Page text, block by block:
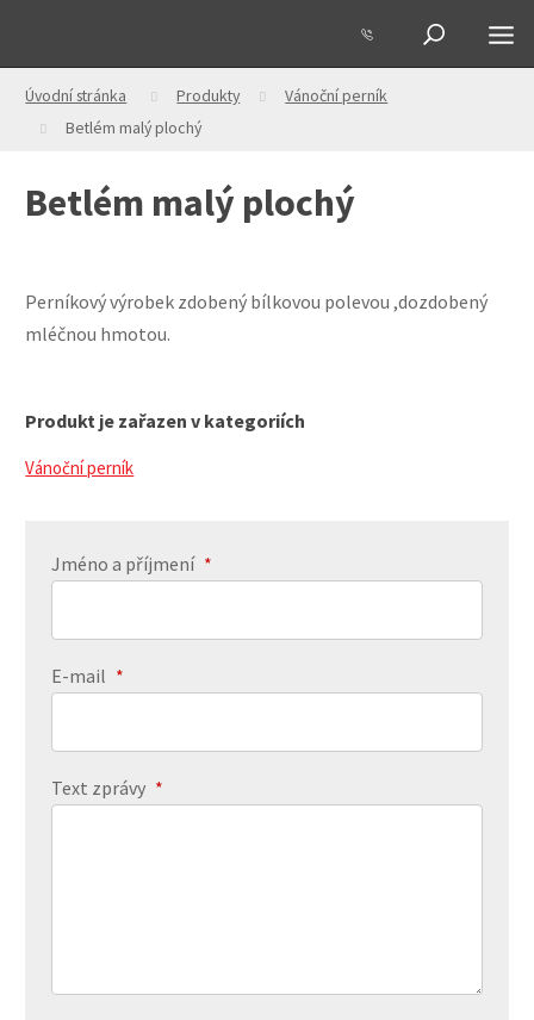
Úvodní stránka Produkty
Vánoční perník
Betlém malý plochý
Betlém malý plochý
Perníkový výrobek zdobený bílkovou polevou ,dozdobený
mléčnou hmotou.
Produkt je zařazen v kategoriích
Vánoční perník
Jméno a příjmení *
E-mail *
Text zprávy *